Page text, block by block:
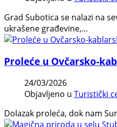
Grad Subotica se nalazi na
ukrašene građevine,…
Proleće u Ovčarsko-
24/03/2026
Objavljeno u Turistički
Dolazak proleća, dok nam